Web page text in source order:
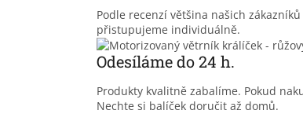
Podle recenzí většina našich
přistupujeme individuálně.
Odesíláme do 24 h.
Produkty kvalitně zabalíme. Pokud
Nechte si balíček doručit až domů.